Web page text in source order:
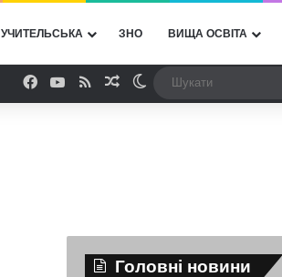
УЧИТЕЛЬСЬКА ЗНО ВИЩА ОСВІТА
Facebook
YouTube
RSSВипадкова стаття
Switch skin
Головні новини